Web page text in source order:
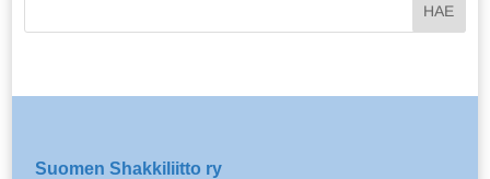
Suomen Shakkiliitto ry